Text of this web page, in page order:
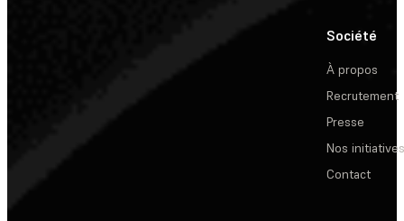
Société
À propos
Recrutement
Presse
Nos initiatives
Contact